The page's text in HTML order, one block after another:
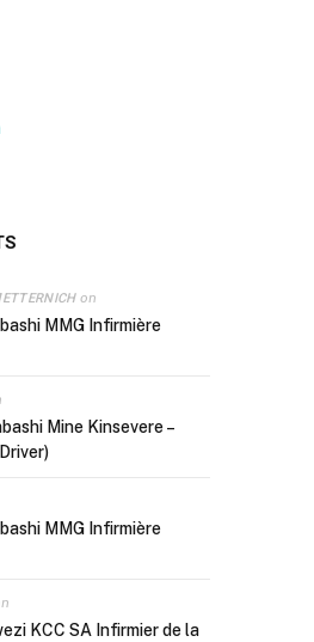
on
MMG Infirmière
Mine Kinsevere –
MMG Infirmière
KCC SA Infirmier de la